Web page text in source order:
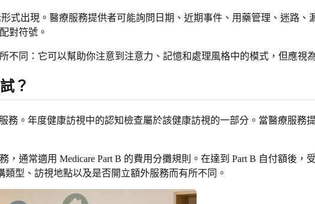
式出現。醫療服務提供者可能詢問日期、近期事件、用藥管理、迷路
對符號。
所不同：它可以幫助你注意到注意力、記憶和處理風格中的模式，但應視
？
務。年度健康訪視中的認知檢查屬於該健康訪視的一部分。當醫療服
通常適用 Medicare Part B 的費用分攤規則。在達到 Part B 自付額後
類型、訪視地點以及是否開立額外服務而有所不同。